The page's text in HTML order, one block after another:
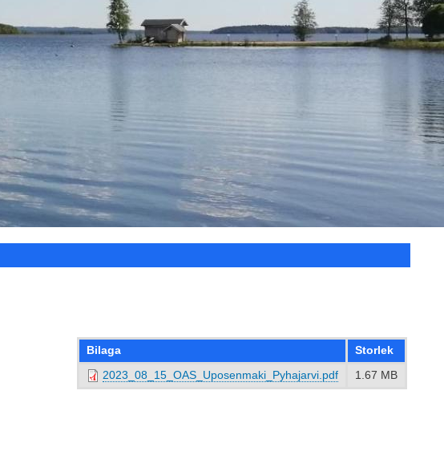
Bilaga Storlek
2023_08_15_OAS_Uposenmaki_Pyhajarvi.pdf 1.67 MB